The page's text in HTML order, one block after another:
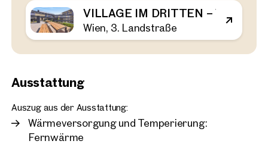
VILLAGE IM DRITTEN – VIEW
Wien, 3. Landstraße
Ausstattung
Auszug aus der Ausstattung:
Wärmeversorgung und Temperierung:
Fernwärme
Wien, 3. Landstraße
Erstbezug im Village, 2
Balkon zur Miete im